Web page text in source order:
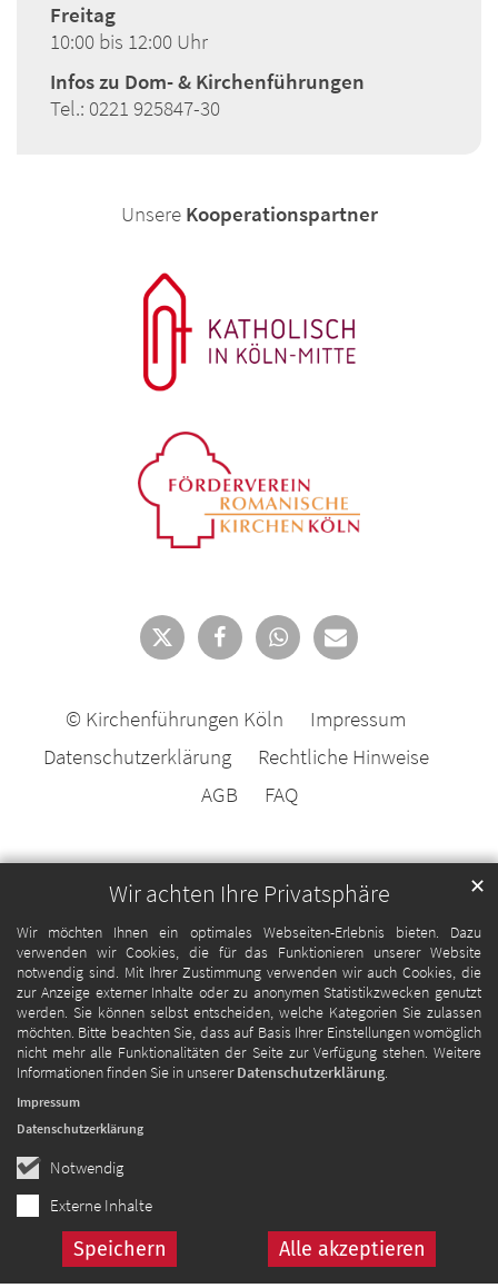
Wir achten Ihre Privatsphäre
Wir möchten Ihnen ein optimales Webseiten-Erlebnis bieten. Dazu
verwenden wir Cookies, die für das Funktionieren unserer Website
notwendig sind. Mit Ihrer Zustimmung verwenden wir auch Cookies, die
zur Anzeige externer Inhalte oder zu anonymen Statistikzwecken genutzt
werden. Sie können selbst entscheiden, welche Kategorien Sie zulassen
möchten. Bitte beachten Sie, dass auf Basis Ihrer Einstellungen womöglich
nicht mehr alle Funktionalitäten der Seite zur Verfügung stehen. Weitere
Informationen finden Sie in unsererDatenschutzerklärung.
Notwendig
Externe Inhalte
Speichern Alle akzeptieren
✕
Impressum
Datenschutzerklärung
Freitag
10:00 bis 12:00 Uhr
Infos zu Dom- & Kirchenführungen
Tel.: 0221 925847-30
Unsere Kooperationspartner
© Kirchenführungen Köln
Impressum
Datenschutzerklärung
Rechtliche Hinweise
AGB
FAQ